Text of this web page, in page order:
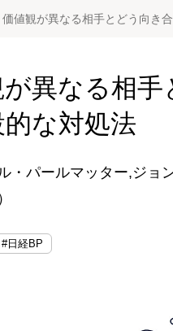
価値観が異なる相手とどう向き
異なる相
的な対処法
・パールマッター,ジョ
#日経BP